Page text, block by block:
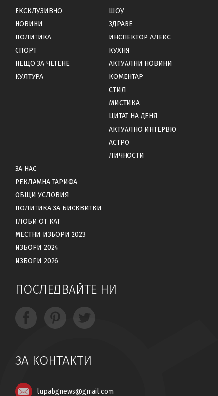
ЕКСКЛУЗИВНО
НОВИНИ
ПОЛИТИКА
СПОРТ
НЕЩО ЗА ЧЕТЕНЕ
КУЛТУРА
ШОУ
ЗДРАВЕ
ИНСПЕКТОР АЛЕКС
КУХНЯ
АКТУАЛНИ НОВИНИ
КОМЕНТАР
СТИЛ
МИСТИКА
ЦИТАТ НА ДЕНЯ
АКТУАЛНО ИНТЕРВЮ
АСТРО
ЛИЧНОСТИ
ЗА НАС
РЕКЛАМНА ТАРИФА
ОБЩИ УСЛОВИЯ
ПОЛИТИКА ЗА БИСКВИТКИ
ГЛОБИ ОТ КАТ
МЕСТНИ ИЗБОРИ 2023
ИЗБОРИ 2024
ИЗБОРИ 2026
ПОСЛЕДВАЙТЕ НИ
ЗА КОНТАКТИ
lupabgnews@gmail.com